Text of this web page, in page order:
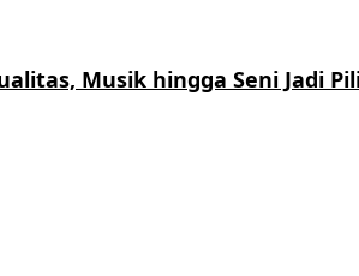
Musik hingga Seni Jadi